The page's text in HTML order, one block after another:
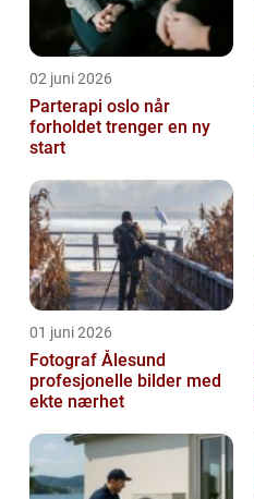
02 juni 2026
Parterapi oslo når
forholdet trenger en ny
start
01 juni 2026
Fotograf Ålesund
profesjonelle bilder med
ekte nærhet